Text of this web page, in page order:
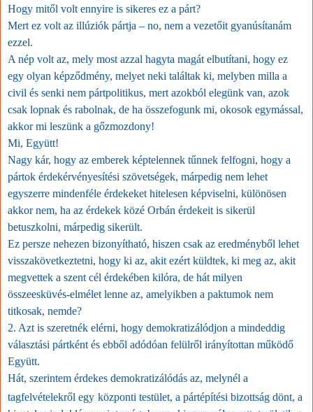
Hogy mitől volt ennyire is sikeres ez a párt?
Mert ez volt az illúziók pártja – no, nem a vezetőit gyanúsítanám
ezzel.
A nép volt az, mely most azzal hagyta magát elbutítani, hogy ez
egy olyan képződmény, melyet neki találtak ki, melyben milla a
civil és senki nem pártpolitikus, mert azokból elegünk van, azok
csak lopnak és rabolnak, de ha összefogunk mi, okosok egymással,
akkor mi leszünk a gőzmozdony!
Mi, Együtt!
Nagy kár, hogy az emberek képtelennek tűnnek felfogni, hogy a
pártok érdekérvényesítési szövetségek, márpedig nem lehet
egyszerre mindenféle érdekeket hitelesen képviselni, különösen
akkor nem, ha az érdekek közé Orbán érdekeit is sikerül
betuszkolni, márpedig sikerült.
Ez persze nehezen bizonyítható, hiszen csak az eredményből lehet
visszakövetkeztetni, hogy ki az, akit ezért küldtek, ki meg az, akit
megvettek a szent cél érdekében kilóra, de hát milyen
összeesküvés-elmélet lenne az, amelyikben a paktumok nem
titkosak, nemde?
2. Azt is szeretnék elérni, hogy demokratizálódjon a mindeddig
választási pártként és ebből adódóan felülről irányítottan működő
Együtt.
Hát, szerintem érdekes demokratizálódás az, melynél a
tagfelvételekről egy központi testület, a pártépítési bizottság dönt, a